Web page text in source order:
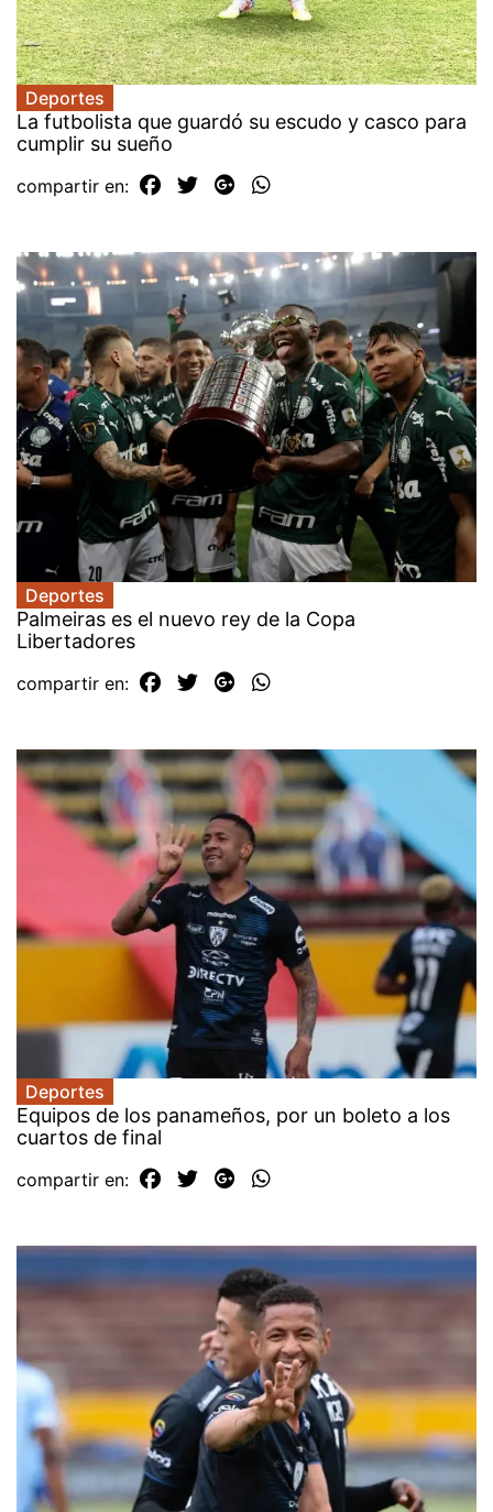
Deportes
La futbolista que guardó su escudo y casco para
cumplir su sueño
compartir en:
Deportes
Palmeiras es el nuevo rey de la Copa
Libertadores
compartir en:
Deportes
Equipos de los panameños, por un boleto a los
cuartos de final
compartir en: